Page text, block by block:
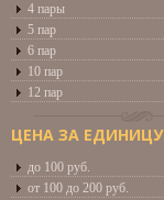
4 пары
5 пар
6 пар
10 пар
12 пар
ЦЕНА ЗА ЕДИНИЦУ
до 100 руб.
от 100 до 200 руб.